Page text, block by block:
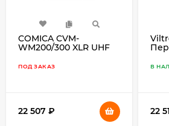
COMICA CVM-
WM200/300 XLR UHF
радиочастотный
ПОД ЗАКАЗ
22 507
для
В
22